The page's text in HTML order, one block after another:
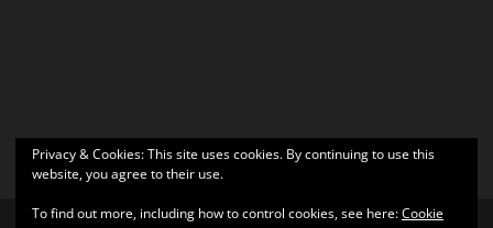
Privacy & Cookies: This site uses cookies. By continuing to use this
website, you agree to their use.
To find out more, including how to control cookies, see here:Cookie